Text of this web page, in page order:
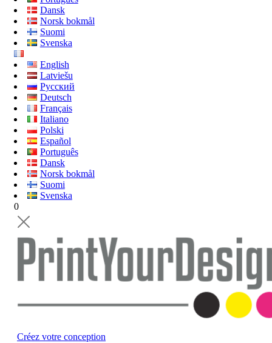
Dansk
Norsk bokmål
Suomi
Svenska
English
Latviešu
Русский
Deutsch
Français
Italiano
Polski
Español
Português
Dansk
Norsk bokmål
Suomi
Svenska
0
Créez votre conception